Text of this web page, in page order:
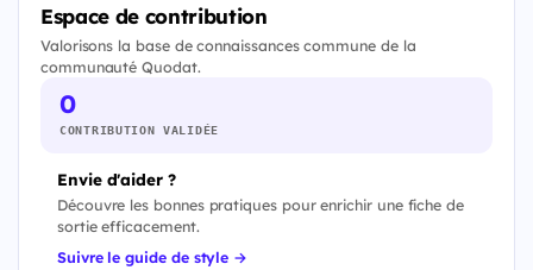
Espace de contribution
Valorisons la base de connaissances commune de la
communauté Quodat.
0
CONTRIBUTION VALIDÉE
Envie d'aider ?
Découvre les bonnes pratiques pour enrichir une fiche de
sortie efficacement.
Suivre le guide de style →